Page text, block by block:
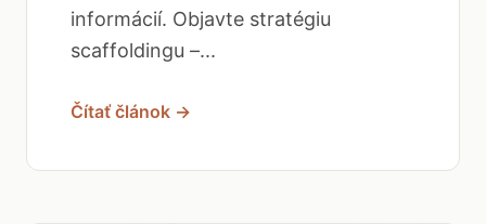
informácií. Objavte stratégiu
scaffoldingu –...
Čítať článok →